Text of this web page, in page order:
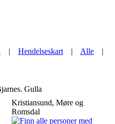
| Hendelseskart | Alle |
Gulla
Kristiansund, Møre og
Romsdal